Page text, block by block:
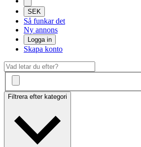
SEK
Så funkar det
Ny annons
Logga in
Skapa konto
Filtrera efter kategori